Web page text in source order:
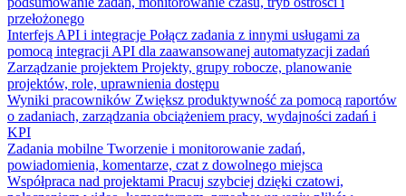
przełożonego
Interfejs API i integracje Połącz zadania z innymi usługami za
pomocą integracji API dla zaawansowanej automatyzacji zadań
Zarządzanie projektem Projekty, grupy robocze, planowanie
projektów, role, uprawnienia dostępu
Wyniki pracowników Zwiększ produktywność za pomocą raportów
o zadaniach, zarządzania obciążeniem pracy, wydajności zadań i
KPI
Zadania mobilne Tworzenie i monitorowanie zadań,
powiadomienia, komentarze, czat z dowolnego miejsca
Współpraca nad projektami Pracuj szybciej dzięki czatowi,